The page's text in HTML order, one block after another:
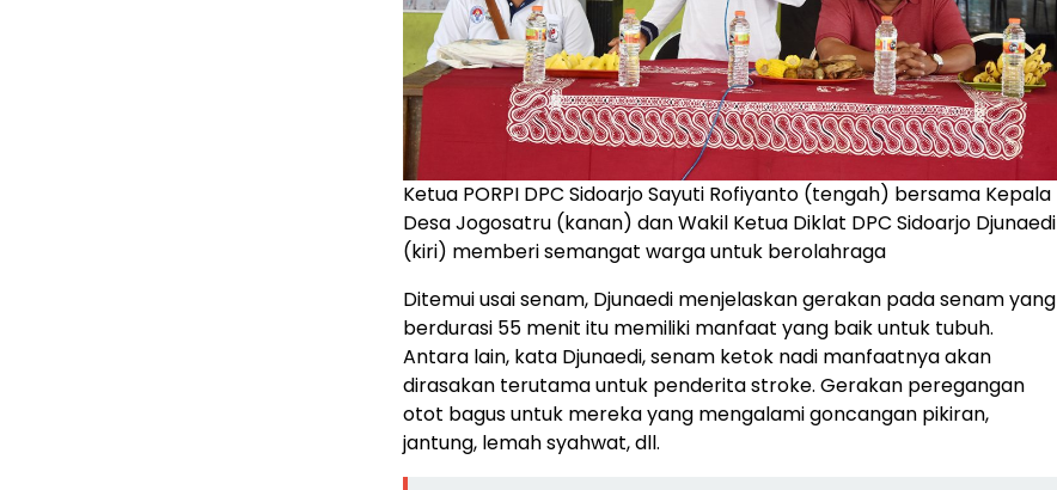
Ketua PORPI DPC Sidoarjo Sayuti Rofiyanto (tengah) bersama Kepala
Desa Jogosatru (kanan) dan Wakil Ketua Diklat DPC Sidoarjo Djunaedi
(kiri) memberi semangat warga untuk berolahraga
Ditemui usai senam, Djunaedi menjelaskan gerakan pada senam yang
berdurasi 55 menit itu memiliki manfaat yang baik untuk tubuh.
Antara lain, kata Djunaedi, senam ketok nadi manfaatnya akan
dirasakan terutama untuk penderita stroke. Gerakan peregangan
otot bagus untuk mereka yang mengalami goncangan pikiran,
jantung, lemah syahwat, dll.